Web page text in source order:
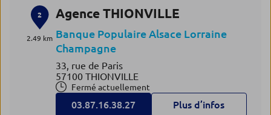
2
2.49 km
Agence THIONVILLE
Banque Populaire Alsace Lorraine
Champagne
33, rue de Paris
57100 THIONVILLE
Fermé actuellement
03.87.16.38.27 Plus d’infos